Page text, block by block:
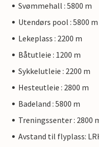
Svømmehall : 5800 m
Utendørs pool : 5800 m
Lekeplass : 2200 m
Båtutleie : 1200 m
Sykkelutleie : 2200 m
Hesteutleie : 2800 m
Badeland : 5800 m
Treningssenter : 2800
Avstand til flyplass: